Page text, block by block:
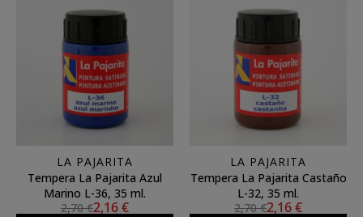
LA PAJARITA
Tempera La Pajarita Azul
Marino L-36, 35 ml.
2,70 €2,16 €
LA PAJARITA
Tempera La Pajarita Castaño
L-32, 35 ml.
2,70 €2,16 €